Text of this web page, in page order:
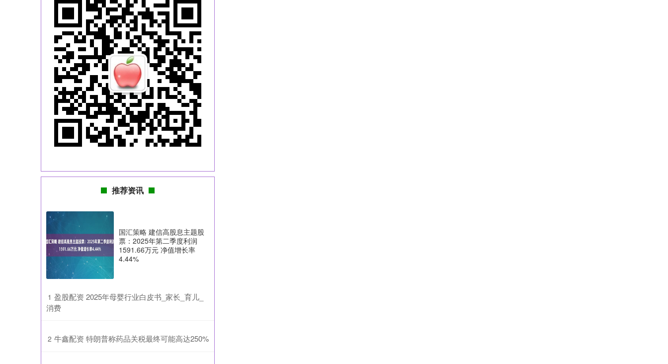
推荐资讯
国汇策略 建信高股息主题股
票：2025年第二季度利润
1591.66万元 净值增长率
4.44%
1 ​盈股配资 2025年母婴行业白皮书_家长_育儿_
消费
2 ​牛鑫配资 特朗普称药品关税最终可能高达250%